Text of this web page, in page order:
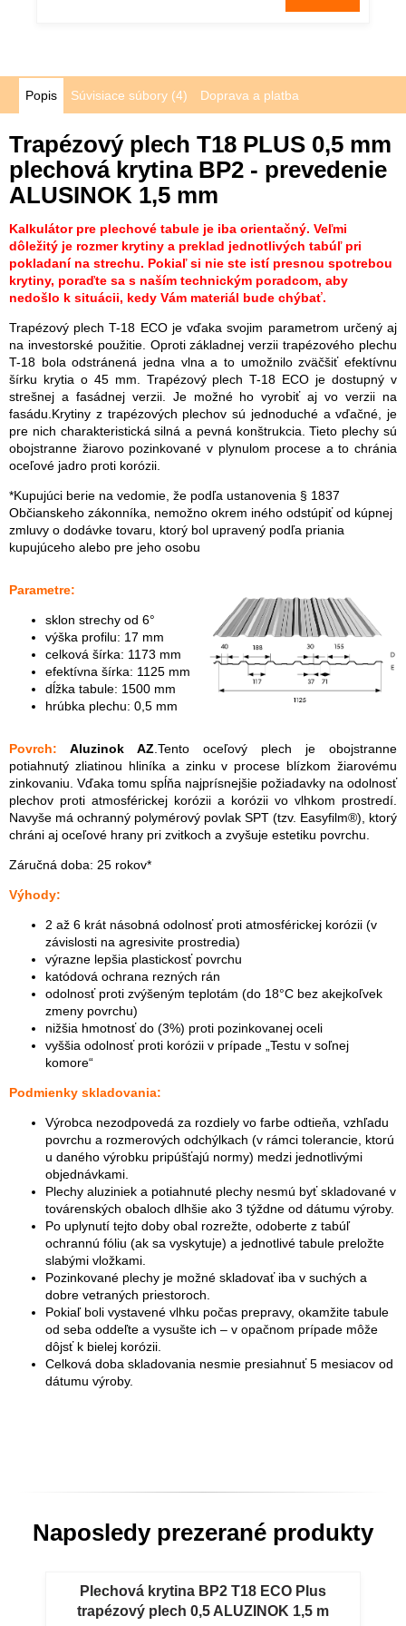
Popis Súvisiace súbory (4) Doprava a platba
Trapézový plech T18 PLUS 0,5 mm
plechová krytina BP2 - prevedenie
ALUSINOK 1,5 mm
Kalkulátor pre plechové tabule je iba orientačný. Veľmi
dôležitý je rozmer krytiny a preklad jednotlivých tabúľ pri
pokladaní na strechu. Pokiaľ si nie ste istí presnou spotrebou
krytiny, poraďte sa s naším technickým poradcom, aby
nedošlo k situácii, kedy Vám materiál bude chýbať.
Trapézový plech T-18 ECO je vďaka svojim parametrom určený aj
na investorské použitie. Oproti základnej verzii trapézového plechu
T-18 bola odstránená jedna vlna a to umožnilo zväčšiť efektívnu
šírku krytia o 45 mm. Trapézový plech T-18 ECO je dostupný v
strešnej a fasádnej verzii. Je možné ho vyrobiť aj vo verzii na
fasádu.Krytiny z trapézových plechov sú jednoduché a vďačné, je
pre nich charakteristická silná a pevná konštrukcia. Tieto plechy sú
obojstranne žiarovo pozinkované v plynulom procese a to chránia
oceľové jadro proti korózii.
*Kupujúci berie na vedomie, že podľa ustanovenia § 1837
Občianskeho zákonníka, nemožno okrem iného odstúpiť od kúpnej
zmluvy o dodávke tovaru, ktorý bol upravený podľa priania
kupujúceho alebo pre jeho osobu
Parametre:
sklon strechy od 6°
výška profilu: 17 mm
celková šírka: 1173 mm
efektívna šírka: 1125 mm
dĺžka tabule: 1500 mm
hrúbka plechu: 0,5 mm
Povrch: Aluzinok AZ.Tento oceľový plech je obojstranne
potiahnutý zliatinou hliníka a zinku v procese blízkom žiarovému
zinkovaniu. Vďaka tomu spĺňa najprísnejšie požiadavky na odolnosť
plechov proti atmosférickej korózii a korózii vo vlhkom prostredí.
Navyše má ochranný polymérový povlak SPT (tzv. Easyfilm®), ktorý
chráni aj oceľové hrany pri zvitkoch a zvyšuje estetiku povrchu.
Záručná doba: 25 rokov*
Výhody:
2 až 6 krát násobná odolnosť proti atmosférickej korózii (v
závislosti na agresivite prostredia)
výrazne lepšia plastickosť povrchu
katódová ochrana rezných rán
odolnosť proti zvýšeným teplotám (do 18°C ​​bez akejkoľvek
zmeny povrchu)
nižšia hmotnosť do (3%) proti pozinkovanej oceli
vyššia odolnosť proti korózii v prípade „Testu v soľnej
komore“
Podmienky skladovania:
Výrobca nezodpovedá za rozdiely vo farbe odtieňa, vzhľadu
povrchu a rozmerových odchýlkach (v rámci tolerancie, ktorú
u daného výrobku pripúšťajú normy) medzi jednotlivými
objednávkami.
Plechy aluziniek a potiahnuté plechy nesmú byť skladované v
továrenských obaloch dlhšie ako 3 týždne od dátumu výroby.
Po uplynutí tejto doby obal rozrežte, odoberte z tabúľ
ochrannú fóliu (ak sa vyskytuje) a jednotlivé tabule preložte
slabými vložkami.
Pozinkované plechy je možné skladovať iba v suchých a
dobre vetraných priestoroch.
Pokiaľ boli vystavené vlhku počas prepravy, okamžite tabule
od seba oddeľte a vysušte ich – v opačnom prípade môže
dôjsť k bielej korózii.
Celková doba skladovania nesmie presiahnuť 5 mesiacov od
dátumu výroby.
Naposledy prezerané produkty
Plechová krytina BP2 T18 ECO Plus
trapézový plech 0,5 ALUZINOK 1,5 m